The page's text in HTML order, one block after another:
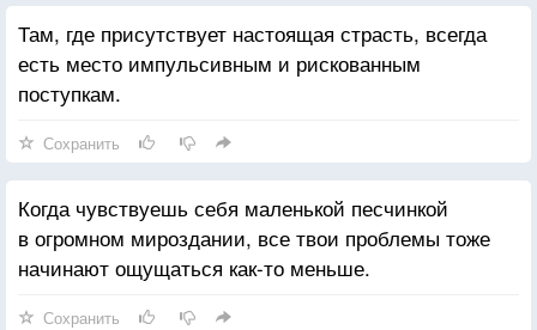
Там, где присутствует настоящая страсть, всегда
есть место импульсивным и рискованным
поступкам.
Сохранить
Когда чувствуешь себя маленькой песчинкой
в огромном мироздании, все твои проблемы тоже
начинают ощущаться как-то меньше.
Сохранить